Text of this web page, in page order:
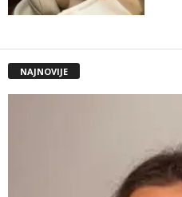
NAJNOVIJE